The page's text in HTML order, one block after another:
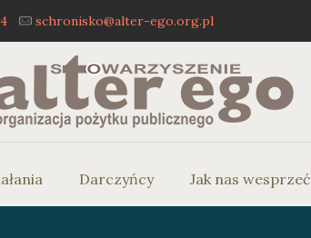
schronisko@alter-ego.org.pl
Darczyńcy Jak nas wesprzeć